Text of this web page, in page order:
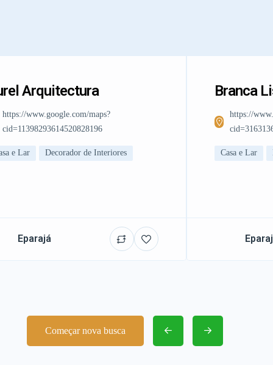
Arquitectura
https://www.google.com/maps?
cid=11398293614520828196
e Lar Decorador de Interiores
Eparajá
Branca
https://
Casa e Lar
Começar nova busca